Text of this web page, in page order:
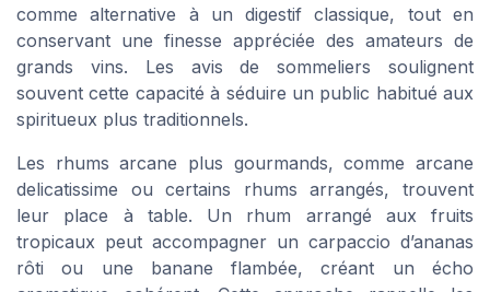
comme alternative à un digestif classique, tout en
conservant une finesse appréciée des amateurs de
grands vins. Les avis de sommeliers soulignent
souvent cette capacité à séduire un public habitué aux
spiritueux plus traditionnels.
Les rhums arcane plus gourmands, comme arcane
delicatissime ou certains rhums arrangés, trouvent
leur place à table. Un rhum arrangé aux fruits
tropicaux peut accompagner un carpaccio d’ananas
rôti ou une banane flambée, créant un écho